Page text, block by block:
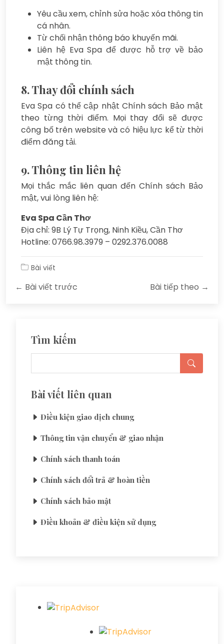
Yêu cầu xem, chỉnh sửa hoặc xóa thông tin
cá nhân.
Từ chối nhận thông báo khuyến mãi.
Liên hệ Eva Spa để được hỗ trợ về bảo
mật thông tin.
8. Thay đổi chính sách
Eva Spa có thể cập nhật Chính sách Bảo mật
theo từng thời điểm. Mọi thay đổi sẽ được
công bố trên website và có hiệu lực kể từ thời
điểm đăng tải.
9. Thông tin liên hệ
Mọi thắc mắc liên quan đến Chính sách Bảo
mật, vui lòng liên hệ:
Eva Spa Cần Thơ
Địa chỉ: 9B Lý Tự Trọng, Ninh Kiều, Cần Thơ
Hotline: 0766.98.3979 – 0292.376.0088
Bài viết
← Bài viết trước Bài tiếp theo →
Tìm kiếm
Bài viết liên quan
Điều kiện giao dịch chung
Thông tin vận chuyển & giao nhận
Chính sách thanh toán
Chính sách đổi trả & hoàn tiền
Chính sách bảo mật
Điều khoản & điều kiện sử dụng